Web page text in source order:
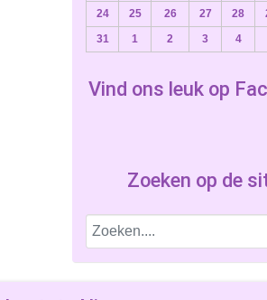
24
25 26 27 28
31
1 2 3 4
Vind ons leuk op
Zoeken op de